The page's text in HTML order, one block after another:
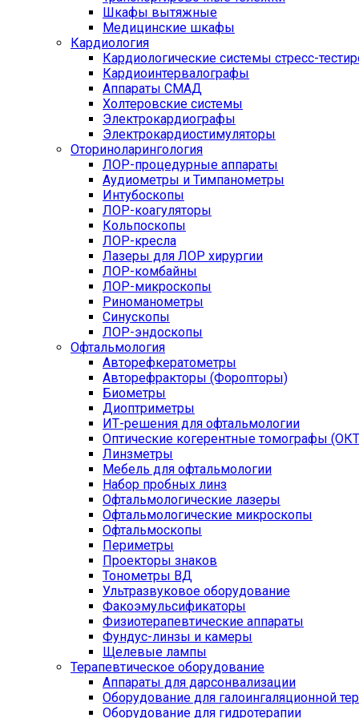
Шкафы вытяжные
Медицинские шкафы
Кардиология
Кардиологические системы стресс-
Кардиоинтервалографы
Аппараты СМАД
Холтеровские системы
Электрокардиографы
Электрокардиостимуляторы
Оториноларингология
ЛОР-процедурные аппараты
Аудиометры и Тимпанометры
Интубоскопы
ЛОР-коагуляторы
Кольпоскопы
ЛОР-кресла
Лазеры для ЛОР хирургии
ЛОР-комбайны
ЛОР-микроскопы
Риноманометры
Синускопы
ЛОР-эндоскопы
Офтальмология
Авторефкератометры
Авторефракторы (Форопторы)
Биометры
Диоптриметры
ИТ-решения для офтальмологии
Оптические когерентные томографы
Линзметры
Мебель для офтальмологии
Набор пробных линз
Офтальмологические лазеры
Офтальмологические микроскопы
Офтальмоскопы
Периметры
Проекторы знаков
Тонометры ВД
Ультразвуковое оборудование
Факоэмульсификаторы
Физиотерапевтические аппараты
Фундус-линзы и камеры
Щелевые лампы
Терапевтическое оборудование
Аппараты для дарсонвализации
Оборудование для галоингаляционной
Оборудование для гидротерапии